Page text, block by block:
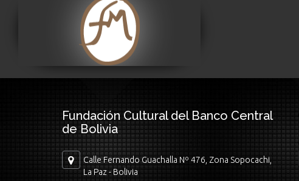
Museo Fernando
Montes
Fundación Cultural del Banco Central
de Bolivia
Calle Fernando Guachalla Nº 476, Zona Sopocachi,
La Paz - Bolivia